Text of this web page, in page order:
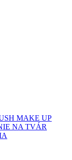
MAKE UP
NA TVÁR